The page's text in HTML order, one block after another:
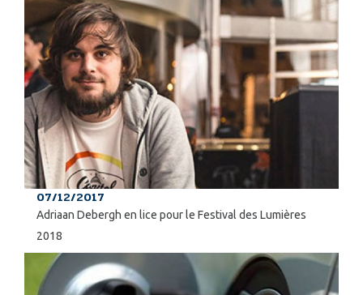
07/12/2017
Adriaan Debergh en lice pour le Festival des Lumières
2018